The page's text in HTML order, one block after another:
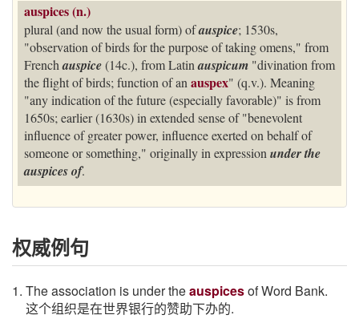
auspices (n.)
plural (and now the usual form) ofauspice; 1530s,
"observation of birds for the purpose of taking omens," from
Frenchauspice(14c.), from Latinauspicum "divination from
the flight of birds; function of an auspex" (q.v.). Meaning
"any indication of the future (especially favorable)" is from
1650s; earlier (1630s) in extended sense of "benevolent
influence of greater power, influence exerted on behalf of
someone or something," originally in expression under the
auspices of.
权威例句
1. The association is under theauspicesof Word Bank.
这个组织是在世界银行的赞助下办的.